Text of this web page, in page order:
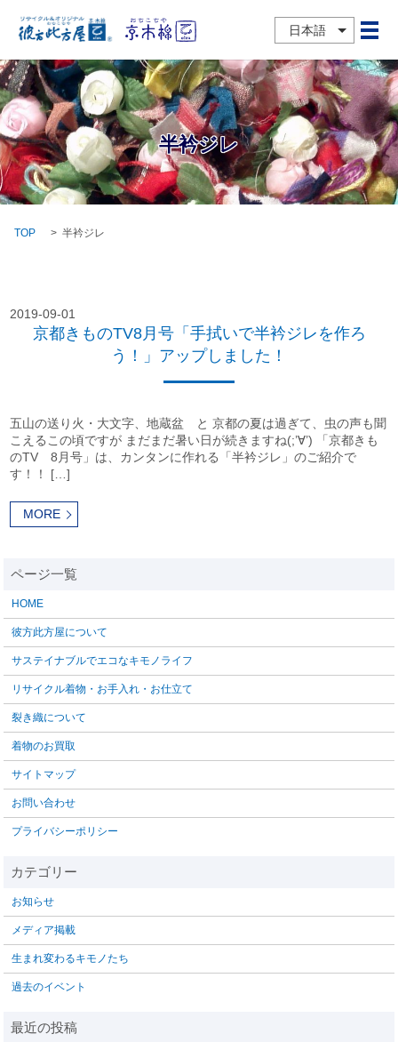
日本語 メ
半衿ジレ
TOP 半衿ジレ
2019-09-01
京都きものTV8月号「手拭いで半衿ジレを作ろ
う！」アップしました！
五山の送り火・大文字、地蔵盆 と 京都の夏は過ぎて、虫の声も聞
こえるこの頃ですが まだまだ暑い日が続きますね(;’∀’) 「京都きも
のTV 8月号」は、カンタンに作れる「半衿ジレ」のご紹介で
す！！ […]
MORE
HOME
彼方此方屋について
サステイナブルでエコなキモノライフ
リサイクル着物・お手入れ・お仕立て
裂き織について
着物のお買取
サイトマップ
お問い合わせ
プライバシーポリシー
お知らせ
メディア掲載
生まれ変わるキモノたち
過去のイベント